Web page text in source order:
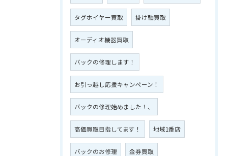
タグホイヤー買取 掛け軸買取
オーディオ機器買取
バックの修理します！
お引っ越し応援キャンペーン！
バックの修理始めました！、
高価買取目指してます！ 地域1番店
バックのお修理 金券買取